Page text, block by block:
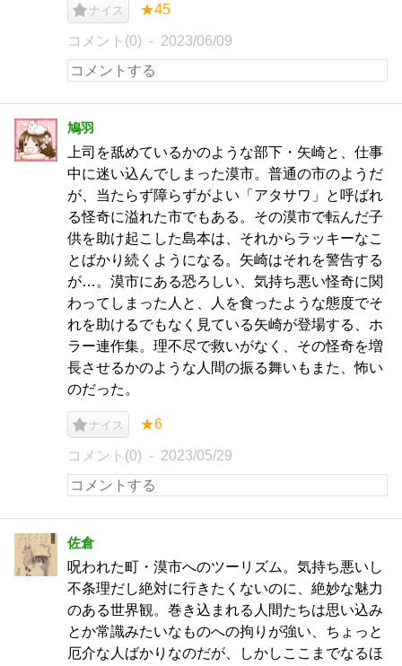
ナイス ★45
コメント(0) 2023/06/09
鳩羽
上司を舐めているかのような部下・矢崎と、仕事
中に迷い込んでしまった漠市。普通の市のようだ
が、当たらず障らずがよい「アタサワ」と呼ばれ
る怪奇に溢れた市でもある。その漠市で転んだ子
供を助け起こした島本は、それからラッキーなこ
とばかり続くようになる。矢崎はそれを警告する
が…。漠市にある恐ろしい、気持ち悪い怪奇に関
わってしまった人と、人を食ったような態度でそ
れを助けるでもなく見ている矢崎が登場する、ホ
ラー連作集。理不尽で救いがなく、その怪奇を増
長させるかのような人間の振る舞いもまた、怖い
のだった。
ナイス ★6
コメント(0) 2023/05/29
佐倉
呪われた町・漠市へのツーリズム。気持ち悪いし
不条理だし絶対に行きたくないのに、絶妙な魅力
のある世界観。巻き込まれる人間たちは思い込み
とか常識みたいなものへの拘りが強い、ちょっと
厄介な人ばかりなのだが、しかしここまでなるほ